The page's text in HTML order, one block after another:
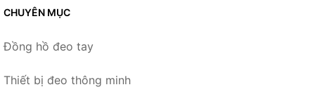
CHUYÊN MỤC
Đồng hồ đeo tay
Thiết bị đeo thông minh